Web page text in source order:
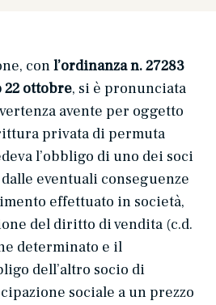
conl’ordinanza n. 27283
22 ottobre, si è pronunciata
avente per oggetto
privata di permuta
l’obbligo di uno dei soci
eventuali conseguenze
effettuato in società,
del diritto di vendita (c.d.
determinato e il
dell’altro socio di
sociale a un prezzo